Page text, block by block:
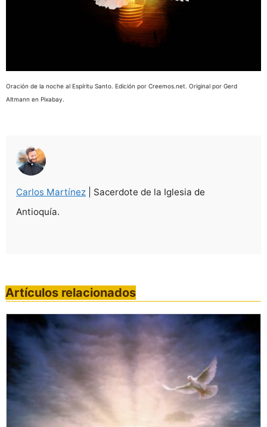
Oración de la noche al Espíritu Santo. Edición por Creemos.net. Original por Gerd
Altmann en Pixabay.
Carlos Martínez | Sacerdote de la Iglesia de
Antioquía.
Artículos relacionados